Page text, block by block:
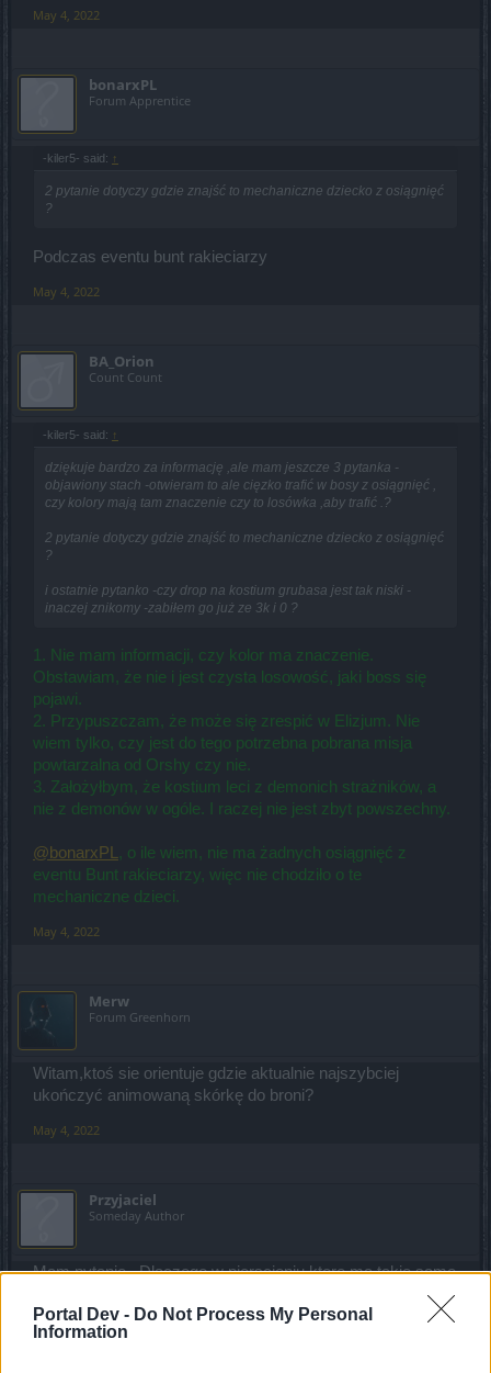
Portal Dev - Do Not Process My Personal
Information
May 4, 2022
bonarxPL
Forum Apprentice
-kiler5- said: ↑
2 pytanie dotyczy gdzie znajść to mechaniczne dziecko z osiągnięć
?
Podczas eventu bunt rakieciarzy
May 4, 2022
BA_Orion
Count Count
-kiler5- said: ↑
dziękuje bardzo za informację ,ale mam jeszcze 3 pytanka -
objawiony stach -otwieram to ale cięzko trafić w bosy z osiągnięć ,
czy kolory mają tam znaczenie czy to losówka ,aby trafić .?
2 pytanie dotyczy gdzie znajść to mechaniczne dziecko z osiągnięć
?
i ostatnie pytanko -czy drop na kostium grubasa jest tak niski -
inaczej znikomy -zabiłem go już ze 3k i 0 ?
1. Nie mam informacji, czy kolor ma znaczenie.
Obstawiam, że nie i jest czysta losowość, jaki boss się
pojawi.
2. Przypuszczam, że może się zrespić w Elizjum. Nie
wiem tylko, czy jest do tego potrzebna pobrana misja
powtarzalna od Orshy czy nie.
3. Założyłbym, że kostium leci z demonich strażników, a
nie z demonów w ogóle. I raczej nie jest zbyt powszechny.
@bonarxPL, o ile wiem, nie ma żadnych osiągnięć z
eventu Bunt rakieciarzy, więc nie chodziło o te
mechaniczne dzieci.
May 4, 2022
Merw
Forum Greenhorn
Witam,ktoś sie orientuje gdzie aktualnie najszybciej
ukończyć animowaną skórkę do broni?
May 4, 2022
Przyjaciel
Someday Author
Mam pytanie.. Dlaczego w pierscieniu ktore ma takie same
wartosci bazowe (dmg), ma dodana mniejsza ilosc szkod?
Wszystko na zdjeciu ponizej.